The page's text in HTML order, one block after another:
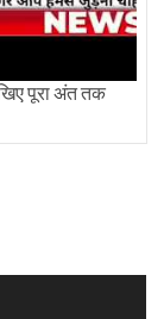
पूरा अंत तक